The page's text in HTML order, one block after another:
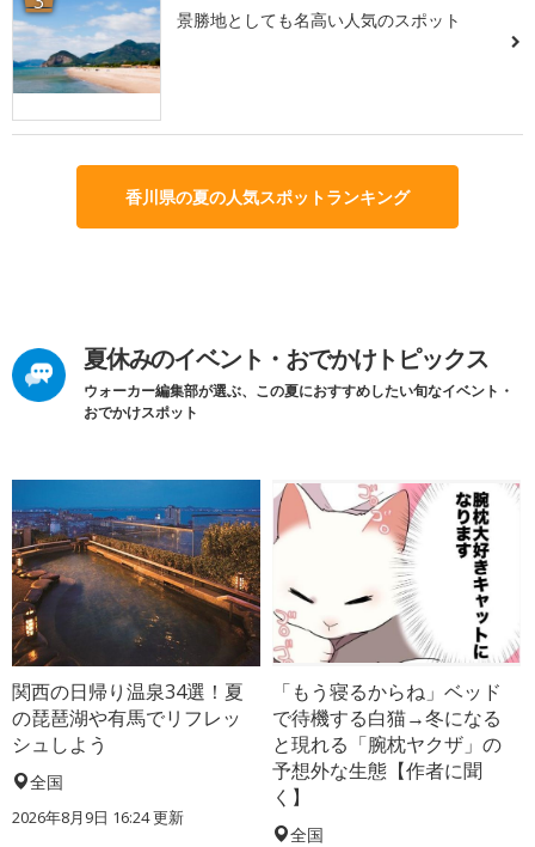
景勝地としても名高い人気のスポット
香川県の夏の人気スポットランキング
夏休みのイベント・おでかけトピックス
ウォーカー編集部が選ぶ、この夏におすすめしたい旬なイベント・
おでかけスポット
関西の日帰り温泉34選！夏
の琵琶湖や有馬でリフレッ
シュしよう
全国
2026年8月9日 16:24更新
「もう寝るからね」ベッド
で待機する白猫→冬になる
と現れる「腕枕ヤクザ」の
予想外な生態【作者に聞
く】
全国